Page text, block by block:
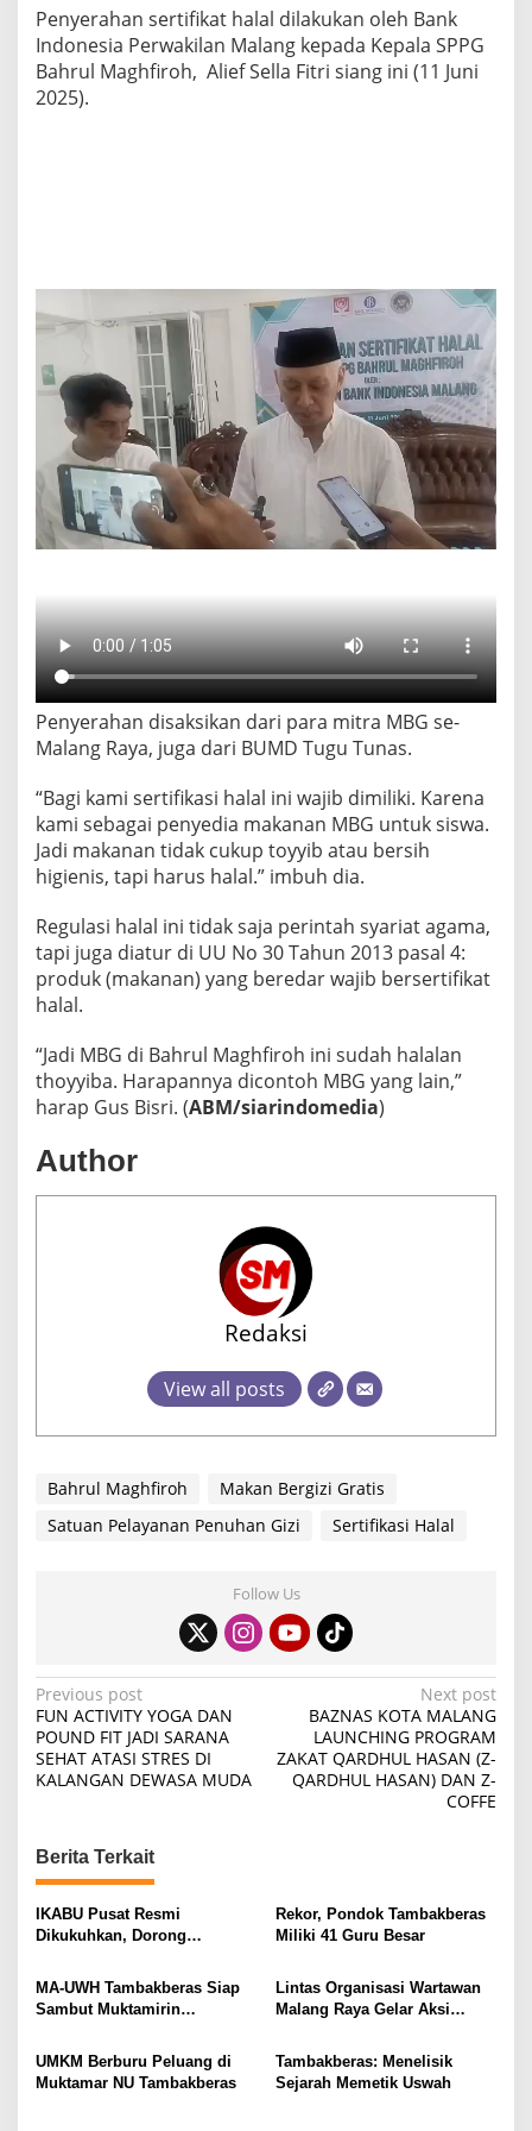
A
Penyerahan sertifikat halal dilakukan oleh Bank
Indonesia Perwakilan Malang kepada Kepala SPPG
Bahrul Maghfiroh, Alief Sella Fitri siang ini (11 Juni
2025).
Penyerahan disaksikan dari para mitra MBG se-
Malang Raya, juga dari BUMD Tugu Tunas.
“Bagi kami sertifikasi halal ini wajib dimiliki. Karena
kami sebagai penyedia makanan MBG untuk siswa.
Jadi makanan tidak cukup toyyib atau bersih
higienis, tapi harus halal.” imbuh dia.
Regulasi halal ini tidak saja perintah syariat agama,
tapi juga diatur di UU No 30 Tahun 2013 pasal 4:
produk (makanan) yang beredar wajib bersertifikat
halal.
“Jadi MBG di Bahrul Maghfiroh ini sudah halalan
thoyyiba. Harapannya dicontoh MBG yang lain,”
harap Gus Bisri. (ABM/siarindomedia)
Author
Redaksi
View all posts
Bahrul Maghfiroh
Makan Bergizi Gratis
Satuan Pelayanan Penuhan Gizi
Sertifikasi Halal
Follow Us
P
o
s
a
v
i
a
i
o
Previous post
FUN ACTIVITY YOGA DAN
POUND FIT JADI SARANA
SEHAT ATASI STRES DI
KALANGAN DEWASA MUDA
Next post
BAZNAS KOTA MALANG
LAUNCHING PROGRAM
ZAKAT QARDHUL HASAN (Z-
QARDHUL HASAN) DAN Z-
COFFE
Berita Terkait
IKABU Pusat Resmi
Dikukuhkan, Dorong
Alumni
Rekor, Pondok Tambakberas
Miliki 41 Guru Besar
MA-UWH Tambakberas Siap
Sambut Muktamirin
Lintas Organisasi Wartawan
Malang Raya Gelar Aksi
Ireng”
UMKM Berburu Peluang di
Muktamar NU Tambakberas
Tambakberas: Menelisik
Sejarah Memetik Uswah